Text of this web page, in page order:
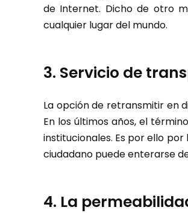
de Internet. Dicho de otro
cualquier lugar del mundo.
3. Servicio de
La opción de retransmitir en
En los últimos años, el
institucionales. Es por ello
ciudadano puede enterarse
4. La